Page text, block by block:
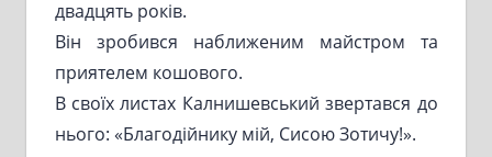
двадцять років.
Він зробився наближеним майстром та
приятелем кошового.
В своїх листах Калнишевський звертався до
нього: «Благодійнику мій, Сисою Зотичу!».